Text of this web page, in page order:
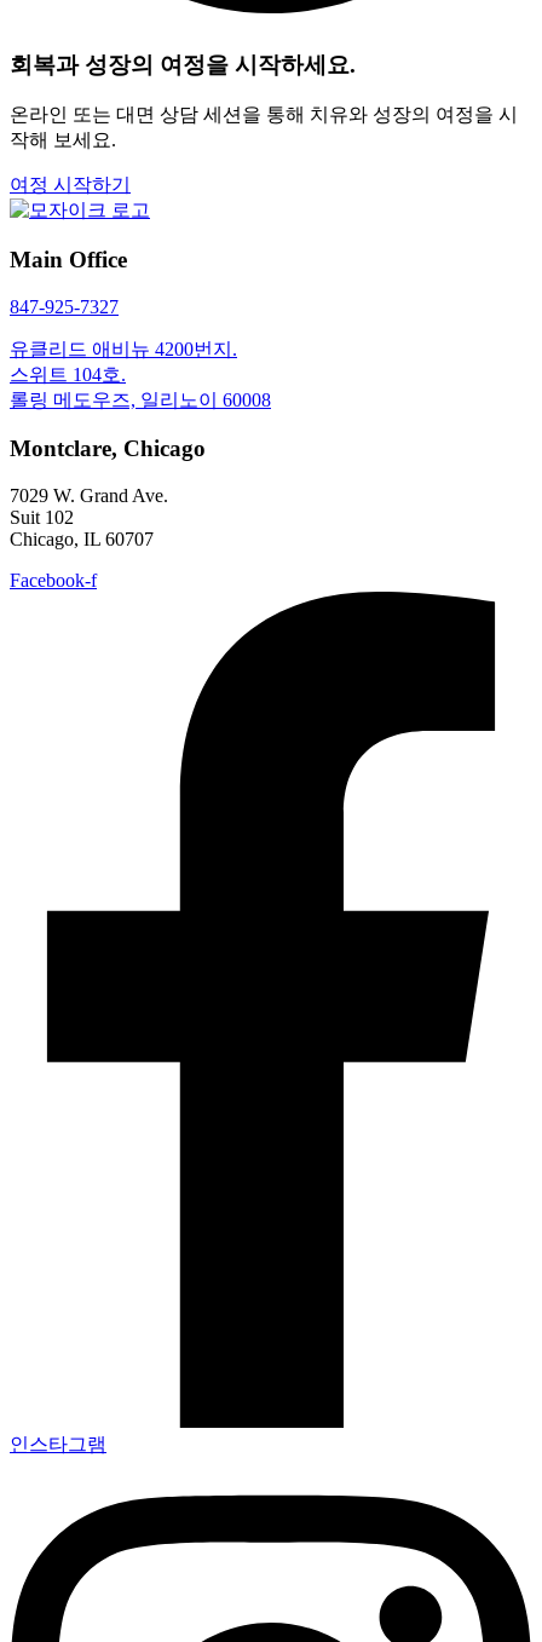
회복과 성장의 여정을 시작하세요.
온라인 또는 대면 상담 세션을 통해 치유와 성장의 여정을 시
작해 보세요.
여정 시작하기
Main Office
847-925-7327
유클리드 애비뉴 4200번지.
스위트 104호.
롤링 메도우즈, 일리노이 60008
Montclare, Chicago
7029 W. Grand Ave.
Suit 102
Chicago, IL 60707
Facebook-f
인스타그램